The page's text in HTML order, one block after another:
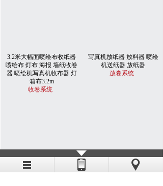
3.2米大幅面喷绘布收纸器
喷绘布 灯布 海报 墙纸收卷
器 喷绘机写真机收布器 灯
箱布3.2m
收卷系统
写真机放纸器 放料器 喷绘
机送纸器 放纸器
放卷系统